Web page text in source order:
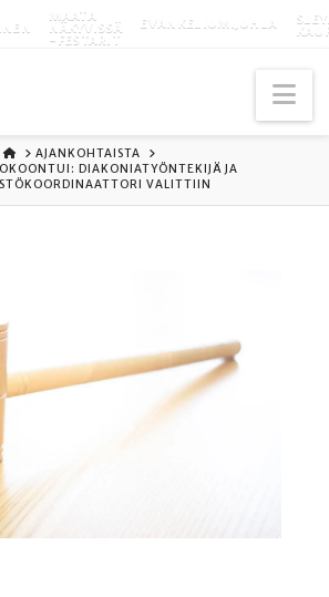
MAATA
NÄKYVISSÄ
-FESTARIT
EVANKELIUMIJUHLA
ETUSIVU
AJANKOHTAISTA
DIAKONIATYÖNTEKIJÄ JA
VALITTIIN